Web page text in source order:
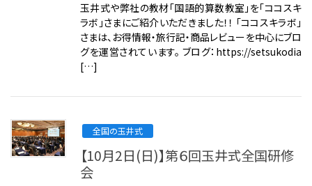
玉井式や弊社の教材「国語的算数教室」を「ココスキ
ラボ」さまにご紹介いただきました！！ 「ココスキラボ」
さまは、お得情報・旅行記・商品レビューを中心にブロ
グを運営されています。 ブログ：https://setsukodia
[…]
全国の玉井式
【10月2日(日)】第６回玉井式全国研修
会